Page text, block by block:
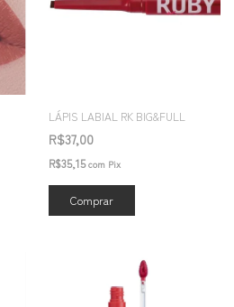
LÁPIS LABIAL RK BIG&FULL
R$37,00
R$35,15com Pix
Comprar